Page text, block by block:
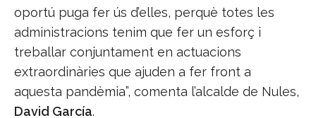
oportú puga fer ús d’elles, perquè totes les
administracions tenim que fer un esforç i
treballar conjuntament en actuacions
extraordinàries que ajuden a fer front a
aquesta pandèmia”, comenta l’alcalde de Nules,
David García.